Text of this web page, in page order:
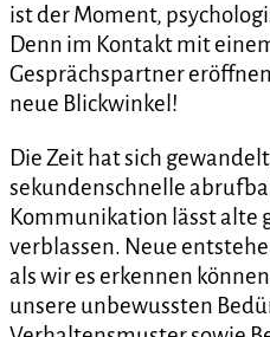
ist der Moment,
Denn im Kontakt mit
Gesprächspartner
neue Blickwinkel!
Die Zeit hat sich
sekundenschnelle
Kommunikation lässt alte
verblassen. Neue
als wir es erkennen
unsere unbewussten